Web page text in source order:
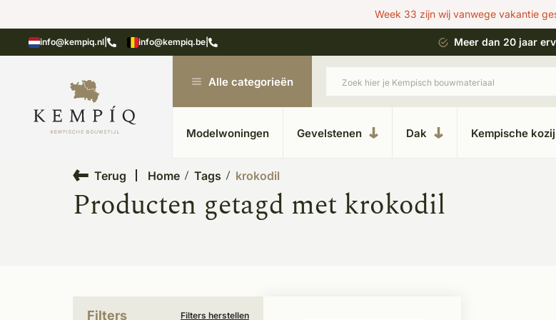
Week 33 zijn wij vanwege vakantie
info@kempiq.nl info@kempiq.be
in Kesteren Unieke materialen in kempische bouwstijl Meer dan 20 jaar
Alle categorieën
Modelwoningen Gevelstenen Dak Kempische
Terug Home Tags krokodil
Producten getagd met krokodil
Filters Filters herstellen